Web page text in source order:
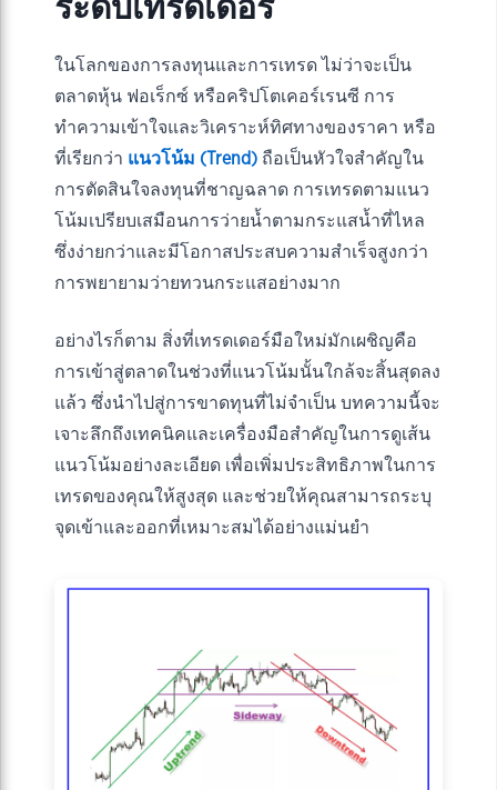
ระดับเทรดเดอร์
ในโลกของการลงทุนและการเทรด ไม่ว่าจะเป็น
ตลาดหุ้น ฟอเร็กซ์ หรือคริปโตเคอร์เรนซี การ
ทำความเข้าใจและวิเคราะห์ทิศทางของราคา หรือ
ที่เรียกว่า แนวโน้ม (Trend) ถือเป็นหัวใจสำคัญใน
การตัดสินใจลงทุนที่ชาญฉลาด การเทรดตามแนว
โน้มเปรียบเสมือนการว่ายน้ำตามกระแสน้ำที่ไหล
ซึ่งง่ายกว่าและมีโอกาสประสบความสำเร็จสูงกว่า
การพยายามว่ายทวนกระแสอย่างมาก
อย่างไรก็ตาม สิ่งที่เทรดเดอร์มือใหม่มักเผชิญคือ
การเข้าสู่ตลาดในช่วงที่แนวโน้มนั้นใกล้จะสิ้นสุดลง
แล้ว ซึ่งนำไปสู่การขาดทุนที่ไม่จำเป็น บทความนี้จะ
เจาะลึกถึงเทคนิคและเครื่องมือสำคัญในการดูเส้น
แนวโน้มอย่างละเอียด เพื่อเพิ่มประสิทธิภาพในการ
เทรดของคุณให้สูงสุด และช่วยให้คุณสามารถระบุ
จุดเข้าและออกที่เหมาะสมได้อย่างแม่นยำ